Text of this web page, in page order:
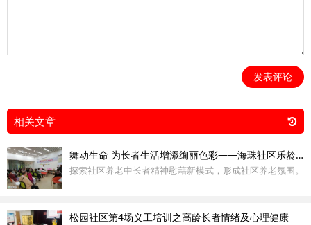
发表评论
相关文章
舞动生命 为长者生活增添绚丽色彩——海珠社区乐龄学苑开课
探索社区养老中长者精神慰藉新模式，形成社区养老氛围。
松园社区第4场义工培训之高龄长者情绪及心理健康